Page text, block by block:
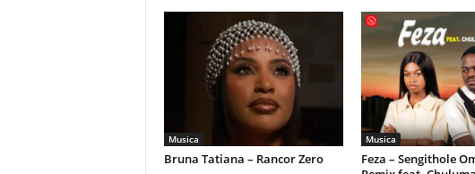
Musica
Bruna Tatiana – Rancor Zero
Musica
Feza – Sengithole